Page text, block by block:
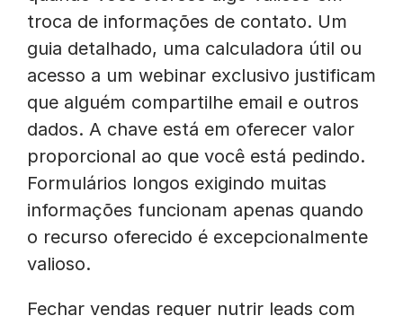
troca de informações de contato. Um
guia detalhado, uma calculadora útil ou
acesso a um webinar exclusivo justificam
que alguém compartilhe email e outros
dados. A chave está em oferecer valor
proporcional ao que você está pedindo.
Formulários longos exigindo muitas
informações funcionam apenas quando
o recurso oferecido é excepcionalmente
valioso.
Fechar vendas requer nutrir leads com